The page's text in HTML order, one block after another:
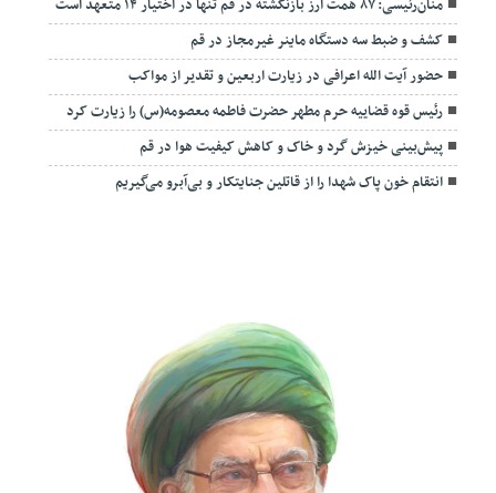
منان‌رئیسی: ۸۷ همت ارز بازنگشته در قم تنها در اختیار ۱۴ متعهد است
کشف و ضبط سه دستگاه ماینر غیرمجاز در قم
حضور آیت الله اعرافی در زیارت اربعین و تقدیر از مواکب
رئیس قوه قضاییه حرم مطهر حضرت فاطمه معصومه(س) را زیارت کرد
پیش‌بینی خیزش گرد و خاک و کاهش کیفیت هوا در قم
انتقام خون پاک شهدا را از قاتلین جنایتکار و بی‌آبرو می‌گیریم